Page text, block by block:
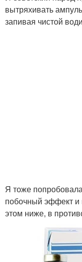
вытряхивать
запивая чистой
Я тоже
побочный эффект
этом ниже, в